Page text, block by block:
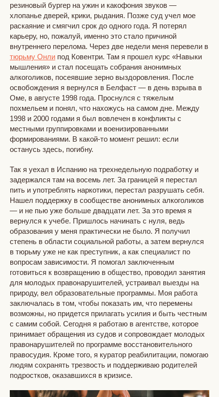
резиновый бургер на ужин и какофония звуков —
хлопанье дверей, крики, рыдания. Позже суд учел мое
раскаяние и смягчил срок до одного года. Я потерял
карьеру, но, пожалуй, именно это стало причиной
внутреннего перелома. Через две недели меня перевели в
тюрьму Онли под Ковентри. Там я прошел курс «Навыки
мышления» и стал посещать собрания анонимных
алкоголиков, посеявшие зерно выздоровления. После
освобождения я вернулся в Белфаст — в день взрыва в
Оме, в августе 1998 года. Проснулся с тяжелым
похмельем и понял, что нахожусь на самом дне. Между
1998 и 2000 годами я был вовлечен в конфликты с
местными группировками и военизированными
формированиями. В какой-то момент решил: если
останусь здесь, погибну.
Так я уехал в Испанию на трехнедельную подработку и
задержался там на восемь лет. За границей я перестал
пить и употреблять наркотики, перестал разрушать себя.
Нашел поддержку в сообществе анонимных алкоголиков
— и не пью уже больше двадцати лет. За это время я
вернулся к учебе. Пришлось начинать с нуля, ведь
образования у меня практически не было. Я получил
степень в области социальной работы, а затем вернулся
в тюрьму уже не как преступник, а как специалист по
вопросам зависимости. Я помогал заключенным
готовиться к возвращению в общество, проводил занятия
для молодых правонарушителей, устраивал выезды на
природу, вел образовательные программы. Моя работа
заключалась в том, чтобы показать им, что перемены
возможны, но придется прилагать усилия и быть честным
с самим собой. Сегодня я работаю в агентстве, которое
принимает обращения из судов и сопровождает молодых
правонарушителей по программе восстановительного
правосудия. Кроме того, я куратор реабилитации, помогаю
людям сохранять трезвость и поддерживаю родителей
подростков, оказавшихся в кризисе.